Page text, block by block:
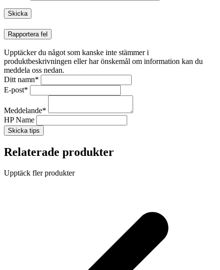
Rapportera fel
Upptäcker du något som kanske inte stämmer i
produktbeskrivningen eller har önskemål om information kan du
meddela oss nedan.
Ditt namn*
E-post*
Meddelande*
HP Name
Skicka tips
Relaterade produkter
Upptäck fler produkter